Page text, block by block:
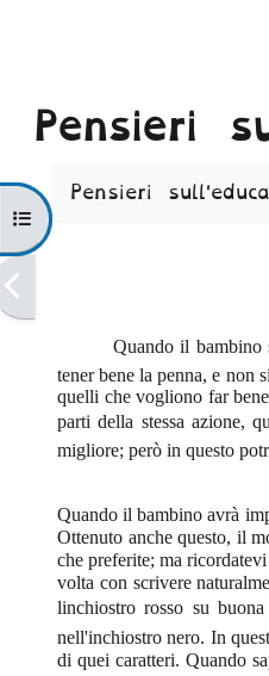
Apri indice del corso
Pensieri
Pensieri
Quando il bambino
tener bene la penna, e non
quelli che vogliono far
parti della stessa azione,
migliore; però in questo
Quando il bambino avrà
Ottenuto anche questo, il
che preferite; ma
volta con scrivere
linchiostro rosso su
nell'inchiostro nero. In
di quei caratteri. Quando